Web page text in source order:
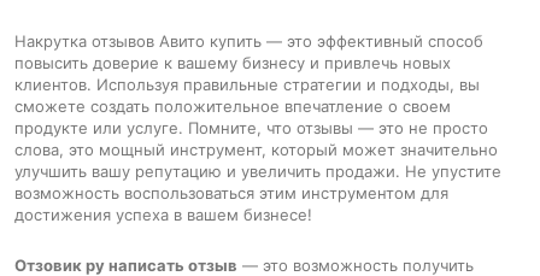
Накрутка отзывов Авито купить — это эффективный способ
повысить доверие к вашему бизнесу и привлечь новых
клиентов. Используя правильные стратегии и подходы, вы
сможете создать положительное впечатление о своем
продукте или услуге. Помните, что отзывы — это не просто
слова, это мощный инструмент, который может значительно
улучшить вашу репутацию и увеличить продажи. Не упустите
возможность воспользоваться этим инструментом для
достижения успеха в вашем бизнесе!
Отзовик ру написать отзыв — это возможность получить